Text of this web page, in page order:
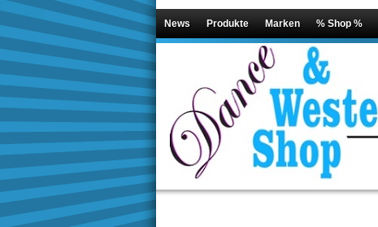
News Produkte Marken % Shop %